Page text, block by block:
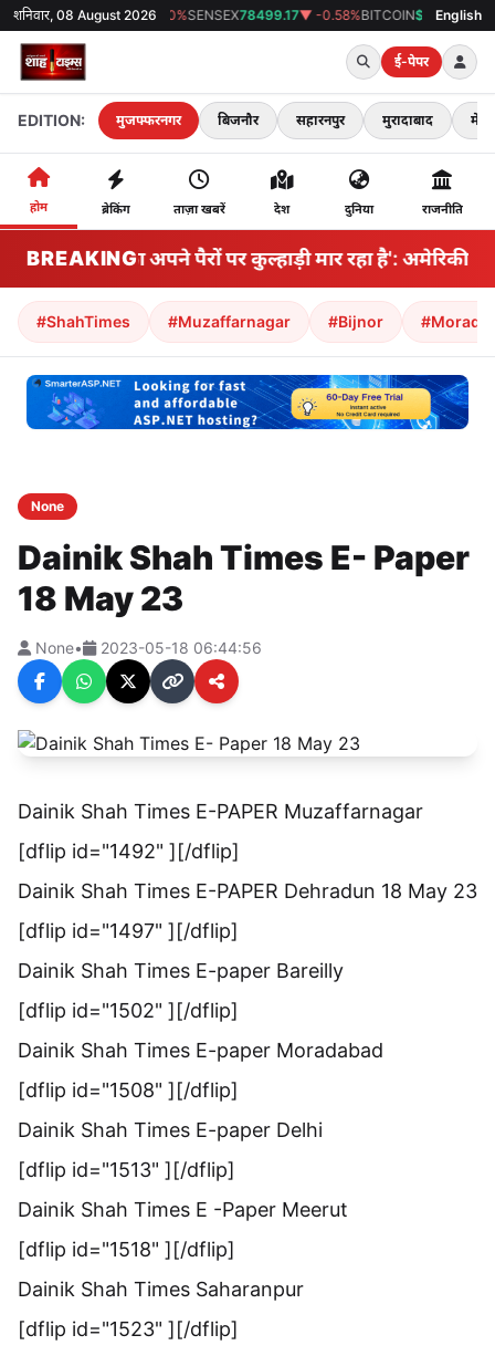
शनिवार, 08 August 2026
GOLD₹0 ▼ 0%SENSEX 78499.17▼ -0.58%BITCOIN$64978▲ 1.11% 38°C
English
ई-पेपर
EDITION: मुजफ्फरनगर बिजनौर सहारनपुर मुरादाबाद मेरठ
होम ब्रेकिंग ताज़ा खबरें देश दुनिया राजनीति
BREAKING
'अमेरिका अपने पैरों पर कुल्हाड़ी मार रहा है': अमेरिकी
#ShahTimes #Muzaffarnagar #Bijnor
None
Dainik Shah Times E- Paper
18 May 23
None• 2023-05-18 06:44:56
Dainik Shah Times E-PAPER Muzaffarnagar
[dflip id="1492" ][/dflip]
Dainik Shah Times E-PAPER Dehradun 18 May 23
[dflip id="1497" ][/dflip]
Dainik Shah Times E-paper Bareilly
[dflip id="1502" ][/dflip]
Dainik Shah Times E-paper Moradabad
[dflip id="1508" ][/dflip]
Dainik Shah Times E-paper Delhi
[dflip id="1513" ][/dflip]
Dainik Shah Times E -Paper Meerut
[dflip id="1518" ][/dflip]
Dainik Shah Times Saharanpur
[dflip id="1523" ][/dflip]